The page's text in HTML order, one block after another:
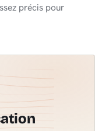
précis pour